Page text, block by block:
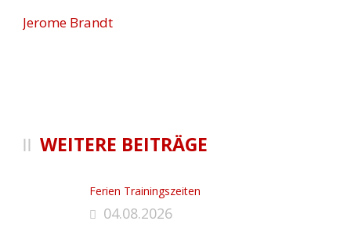
Jerome Brandt
WEITERE BEITRÄGE
Ferien Trainingszeiten
04.08.2026